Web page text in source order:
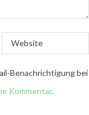
Website
Benachrichtigung bei
Kommentar.